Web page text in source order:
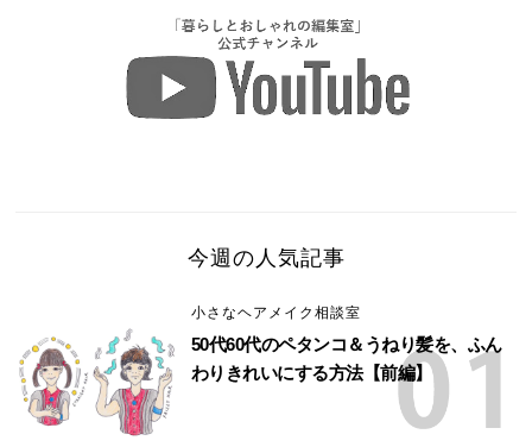
今週の人気記事
小さなヘアメイク相談室
50代60代のペタンコ＆うねり髪を、ふん
わりきれいにする方法【前編】